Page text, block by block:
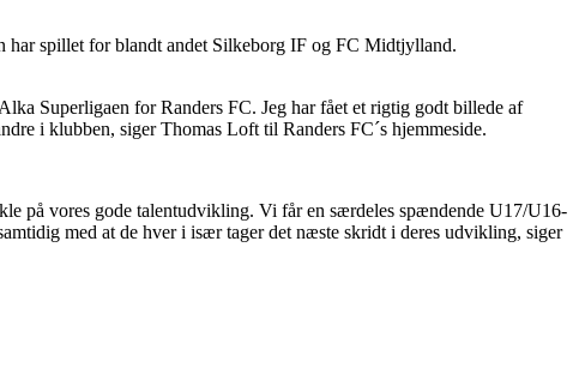
har spillet for blandt andet Silkeborg IF og FC Midtjylland.
Superligaen for Randers FC. Jeg har fået et rigtig godt billede af
i klubben, siger Thomas Loft til Randers FC´s hjemmeside.
på vores gode talentudvikling. Vi får en særdeles spændende U17/U16-
med at de hver i især tager det næste skridt i deres udvikling, siger